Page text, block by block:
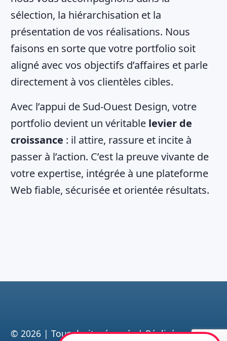
sélection, la hiérarchisation et la
présentation de vos réalisations. Nous
faisons en sorte que votre portfolio soit
aligné avec vos objectifs d’affaires et parle
directement à vos clientèles cibles.
Avec l’appui de Sud-Ouest Design, votre
portfolio devient un véritable levier de
croissance : il attire, rassure et incite à
passer à l’action. C’est la preuve vivante de
votre expertise, intégrée à une plateforme
Web fiable, sécurisée et orientée résultats.
© 2026 | Tous droits réservés | Réalisé par Sud-